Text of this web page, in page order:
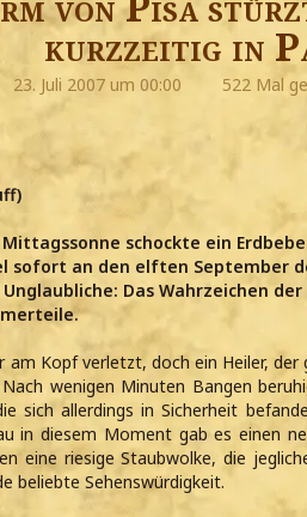
kurzzeitig in
23. Juli 2007 um 00:00 522 Mal
schockte ein
sofort an den elften September
Das Wahrzeichen
am Kopf verletzt, doch ein Heiler,
wenigen Minuten Bangen
sich allerdings in Sicherheit
in diesem Moment gab es einen
eine riesige Staubwolke, die
beliebte Sehenswürdigkeit.